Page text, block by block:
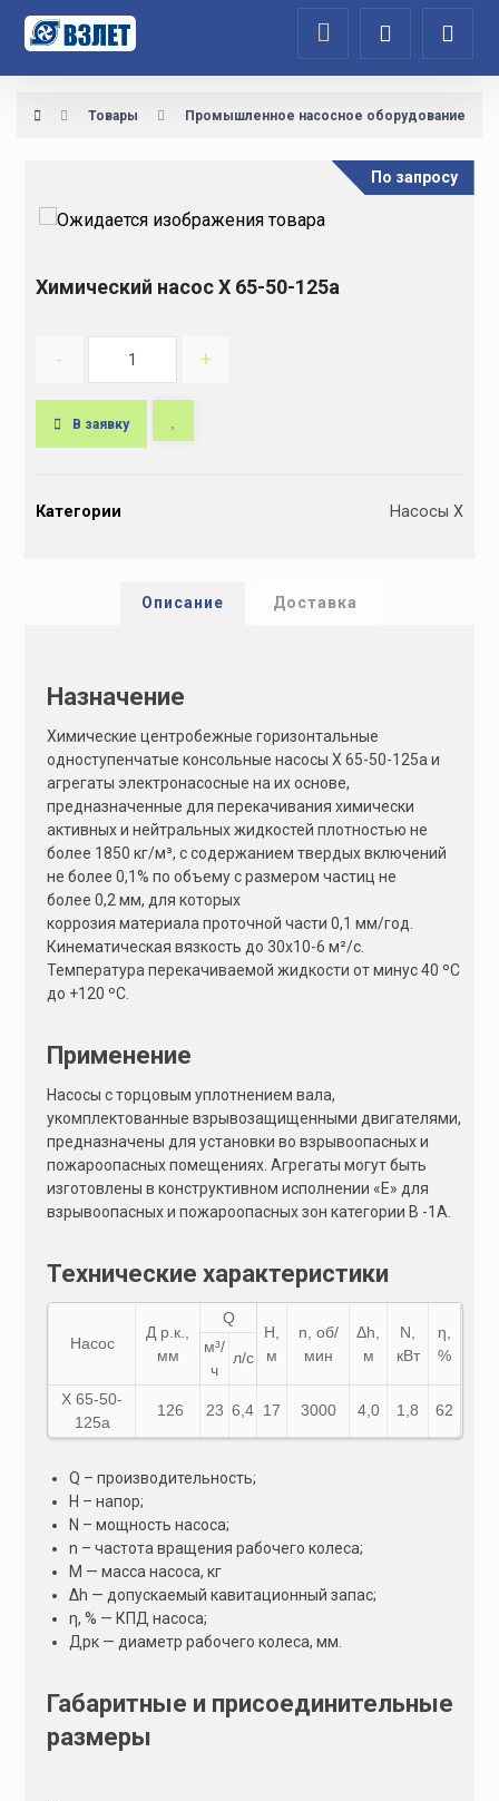
Товары Промышленное насосное оборудование
Химический насос Х 65-50-125а
По запросу
- +
В заявку
tКатегории Насосы Х
Описание Доставка
Назначение
Химические центробежные горизонтальные
одноступенчатые консольные насосы Х 65-50-125а и
агрегаты электронасосные на их основе,
предназначенные для перекачивания химически
активных и нейтральных жидкостей плотностью не
более 1850 кг/м³, с содержанием твердых включений
не более 0,1% по объему с размером частиц не
более 0,2 мм, для которых
коррозия материала проточной части 0,1 мм/год.
Кинематическая вязкость до 30х10-6 м²/с.
Температура перекачиваемой жидкости от минус 40 ºС
до +120 ºС.
Применение
Насосы с торцовым уплотнением вала,
укомплектованные взрывозащищенными двигателями,
предназначены для установки во взрывоопасных и
пожароопасных помещениях. Агрегаты могут быть
изготовлены в конструктивном исполнении «Е» для
взрывоопасных и пожароопасных зон категории В -1А.
Технические характеристики
Насос
Д р.к.,
мм
Q
Н,
м
n, об/
мин
Δh,
м
N,
кВт
η,
%
м³/
ч
л/с
Х 65-50-
125а
126 23 6,4 17 3000 4,0 1,8 62
Q – производительность;
Н – напор;
N – мощность насоса;
n – частота вращения рабочего колеса;
М — масса насоса, кг
Δh — допускаемый кавитационный запас;
η, % — КПД насоса;
Дрк — диаметр рабочего колеса, мм.
Габаритные и присоединительные
размеры